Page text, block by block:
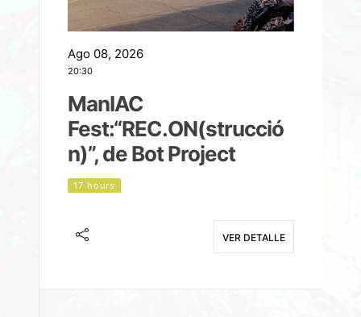
Ago 08, 2026
20:30
ManIAC
Fest:“REC.ON(strucció
n)”, de Bot Project
17 hours
VER DETALLE